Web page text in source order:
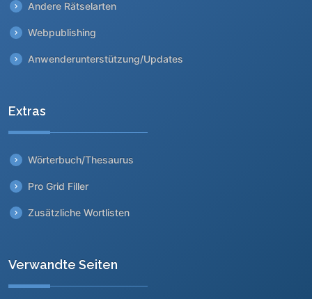
Andere Rätselarten
Webpublishing
Anwenderunterstützung/Updates
Extras
Wörterbuch/Thesaurus
Pro Grid Filler
Zusätzliche Wortlisten
Verwandte Seiten